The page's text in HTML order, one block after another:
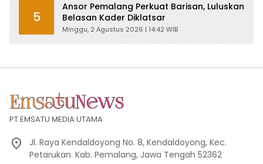
5
Ansor Pemalang Perkuat Barisan, Luluskan
Belasan Kader Diklatsar
Minggu, 2 Agustus 2026 | 14:42 WIB
PT EMSATU MEDIA UTAMA
Jl. Raya Kendaldoyong No. 8, Kendaldoyong, Kec.
Petarukan. Kab. Pemalang, Jawa Tengah 52362